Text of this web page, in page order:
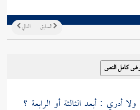
التالي السابق
أدري : أبعد الثالثة أو الرابعة ؟